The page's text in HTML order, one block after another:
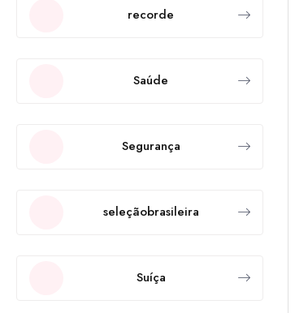
recorde
Saúde
Segurança
seleçãobrasileira
Suíça